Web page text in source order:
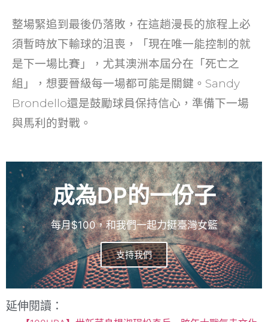
整場緊追到最後仍落敗，在這趟漫長的旅程上必
須暫時放下輸球的沮喪，「現在唯一能控制的就
是下一場比賽」，尤其澳洲本屆分在「死亡之
組」，想要晉級每一場都可能是關鍵。Sandy
Brondello還是鼓勵球員保持信心，準備下一場
與馬利的對戰。
成為DP的一份子
每月$100，和我們一起力挺臺灣女籃
支持我們
延伸閱讀：